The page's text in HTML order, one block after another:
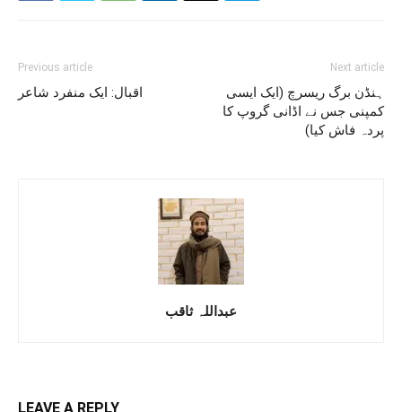
Previous article
اقبال: ایک منفرد شاعر
Next article
ہنڈن برگ ریسرچ (ایک ایسی
کمپنی جس نے اڈانی گروپ کا
پردہ فاش کیا)
عبداللہ ثاقب
LEAVE A REPLY